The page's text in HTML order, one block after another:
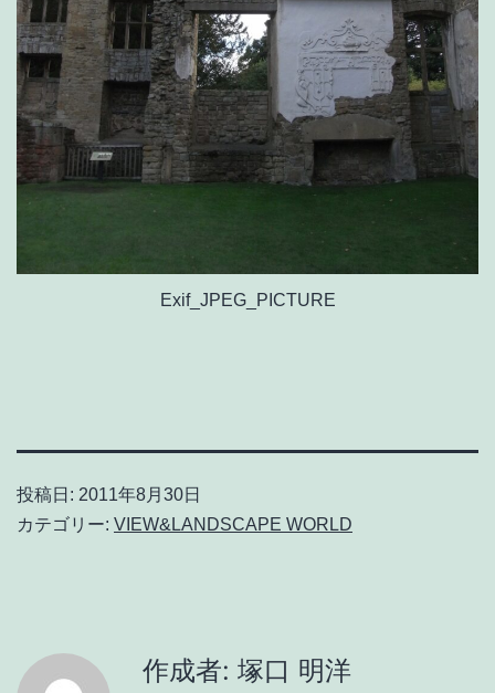
Exif_JPEG_PICTURE
投稿日: 2011年8月30日
カテゴリー: VIEW&LANDSCAPE WORLD
作成者: 塚口 明洋